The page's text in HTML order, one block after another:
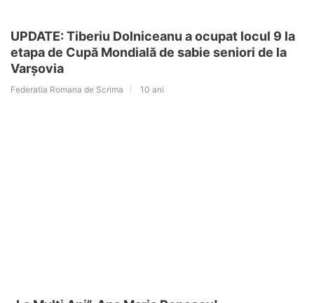
UPDATE: Tiberiu Dolniceanu a ocupat locul 9 la
etapa de Cupă Mondială de sabie seniori de la
Varșovia
Federatia Romana de Scrima 10 ani